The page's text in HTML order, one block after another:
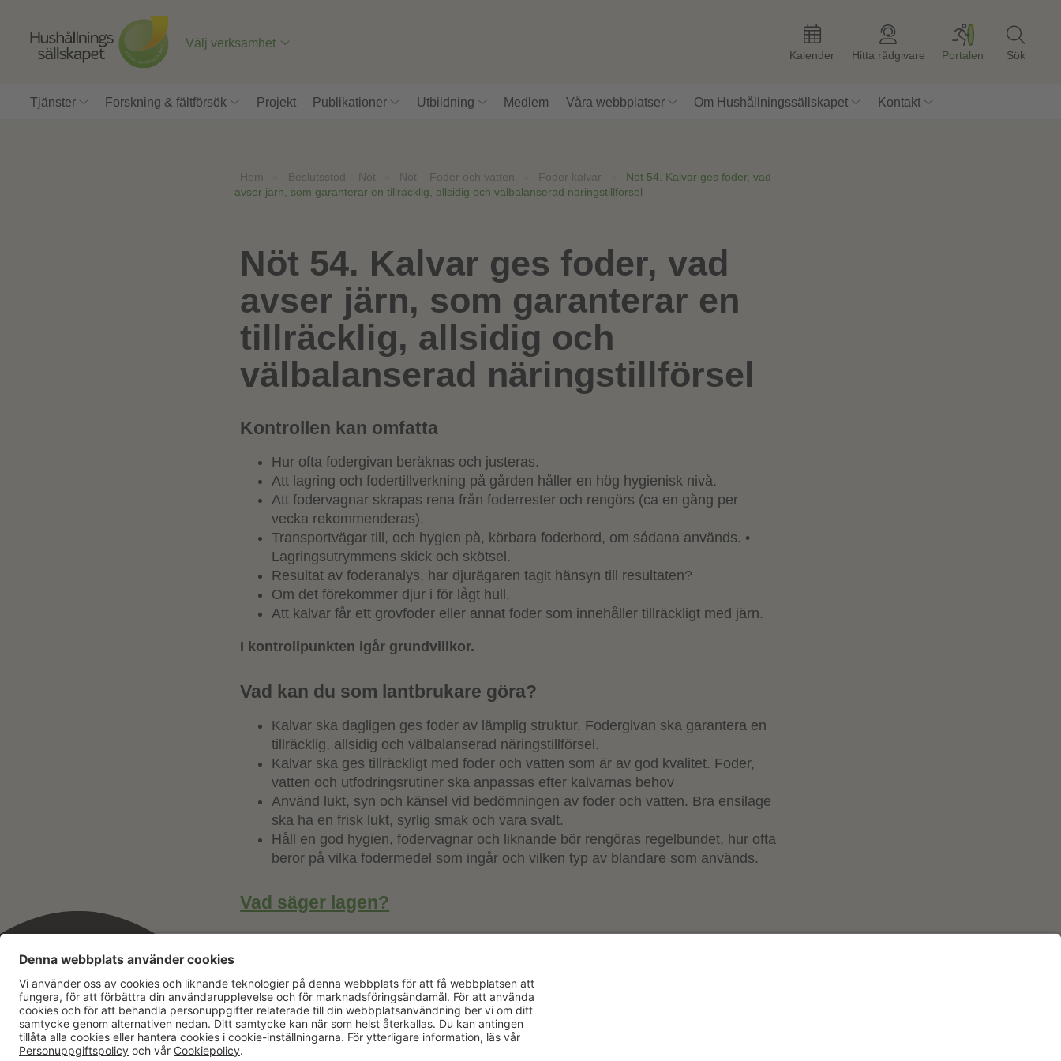
Välj verksamhet
Kalender Hitta rådgivare Portalen Sök
Tjänster Forskning & fältförsök Projekt Publikationer Utbildning Medlem Våra webbplatser Om Hushållningssällskapet Kontakt
Hem Beslutsstöd – Nöt Nöt – Foder och vatten Foder kalvar
Nöt 54. Kalvar ges foder, vad
avser järn, som garanterar en tillräcklig, allsidig och välbalanserad näringstillförsel
Nöt 54. Kalvar ges foder, vad
avser järn, som garanterar en
tillräcklig, allsidig och
välbalanserad näringstillförsel
Kontrollen kan omfatta
Hur ofta fodergivan beräknas och justeras.
Att lagring och fodertillverkning på gården håller en hög hygienisk nivå.
Att fodervagnar skrapas rena från foderrester och rengörs (ca en gång per
vecka rekommenderas).
Transportvägar till, och hygien på, körbara foderbord, om sådana används. •
Lagringsutrymmens skick och skötsel.
Resultat av foderanalys, har djurägaren tagit hänsyn till resultaten?
Om det förekommer djur i för lågt hull.
Att kalvar får ett grovfoder eller annat foder som innehåller tillräckligt med järn.
I kontrollpunkten igår grundvillkor.
Vad kan du som lantbrukare göra?
Kalvar ska dagligen ges foder av lämplig struktur. Fodergivan ska garantera en
tillräcklig, allsidig och välbalanserad näringstillförsel.
Kalvar ska ges tillräckligt med foder och vatten som är av god kvalitet. Foder,
vatten och utfodringsrutiner ska anpassas efter kalvarnas behov
Använd lukt, syn och känsel vid bedömningen av foder och vatten. Bra ensilage
ska ha en frisk lukt, syrlig smak och vara svalt.
Håll en god hygien, fodervagnar och liknande bör rengöras regelbundet, hur ofta
beror på vilka fodermedel som ingår och vilken typ av blandare som används.
Vad säger lagen?
Aktuellt